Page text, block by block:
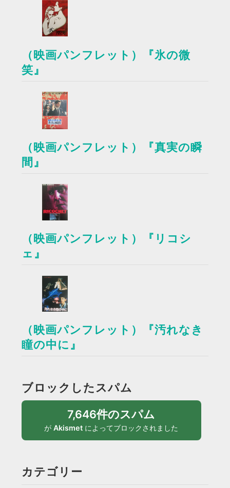
（映画パンフレット）『氷の微
笑』
（映画パンフレット）『真実の瞬
間』
（映画パンフレット）『リコシ
ェ』
（映画パンフレット）『汚れなき
瞳の中に』
ブロックしたスパム
7,646件のスパム
がAkismet によってブロックされました
カテゴリー